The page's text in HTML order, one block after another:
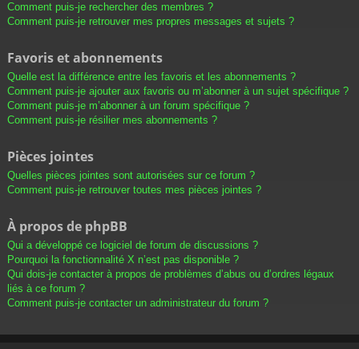
Comment puis-je rechercher des membres ?
Comment puis-je retrouver mes propres messages et sujets ?
Favoris et abonnements
Quelle est la différence entre les favoris et les abonnements ?
Comment puis-je ajouter aux favoris ou m’abonner à un sujet spécifique ?
Comment puis-je m’abonner à un forum spécifique ?
Comment puis-je résilier mes abonnements ?
Pièces jointes
Quelles pièces jointes sont autorisées sur ce forum ?
Comment puis-je retrouver toutes mes pièces jointes ?
À propos de phpBB
Qui a développé ce logiciel de forum de discussions ?
Pourquoi la fonctionnalité X n’est pas disponible ?
Qui dois-je contacter à propos de problèmes d’abus ou d’ordres légaux
liés à ce forum ?
Comment puis-je contacter un administrateur du forum ?